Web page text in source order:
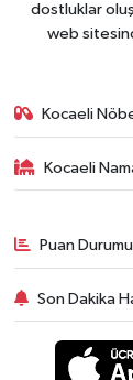
dostluklar
web
Kocaeli
Kocaeli
Puan
Son Dakika